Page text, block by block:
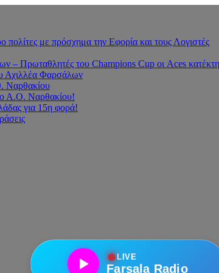
με πρόσχημα την Εφορία και τους Λογιστές
Πρωταθλητές του Champions Cup οι Aces
Αχιλλέα Φαρσάλων
Ναρθακίου
ο Α.Ο. Ναρθακίου!
για 15η φορά!
●LIVE
Farsala Radio